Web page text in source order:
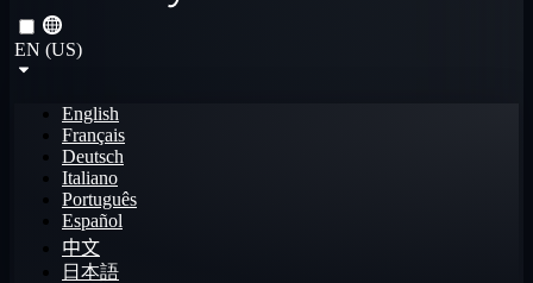
EN (US)
English
Français
Deutsch
Italiano
Português
Español
中文
日本語